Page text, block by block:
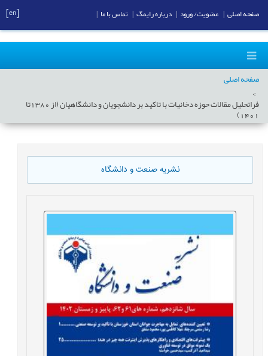
صفحه اصلی
فراتحلیل مقالات حوزه دخانیات با تاکید بر دانشجویان و دانشگاهیان (از 1380تا
1401)
نشریه صنعت و دانشگاه
صفحه اصلی عضویت/ ورود درباره رایمگ تماس با ما